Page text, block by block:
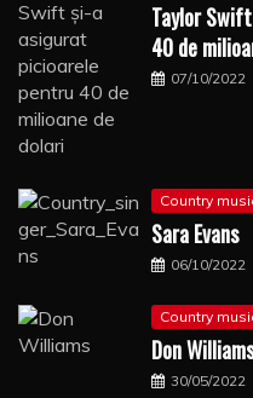
Taylor
40 de
07/10/2022
Country
Sara Evans
06/10/2022
Country
Don Williams
30/05/2022